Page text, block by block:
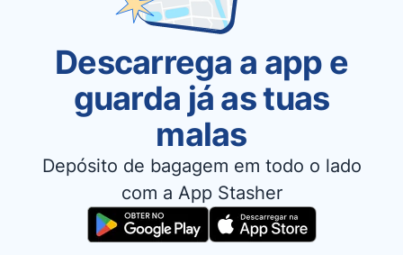
Descarrega a app e
guarda já as tuas
malas
Depósito de bagagem em todo o lado
com a App Stasher